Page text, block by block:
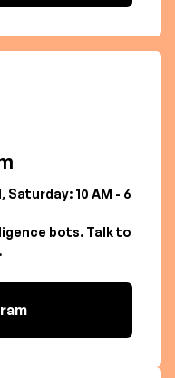
Saturday: 10 AM - 6
bots. Talk to